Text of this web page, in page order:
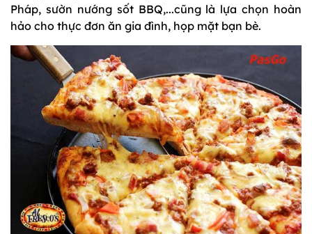
Pháp, sườn nướng sốt BBQ,...cũng là lựa chọn hoàn
hảo cho thực đơn ăn gia đình, họp mặt bạn bè.